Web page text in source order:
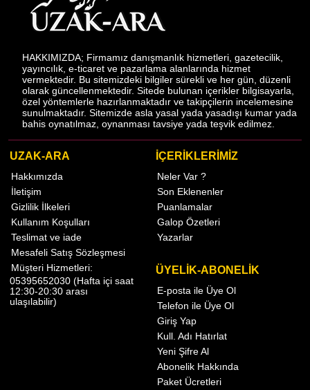
HAKKIMIZDA; Firmamız danışmanlık hizmetleri, gazetecilik,
yayıncılık, e-ticaret ve pazarlama alanlarında hizmet
vermektedir. Bu sitemizdeki bilgiler sürekli ve her gün, düzenli
olarak güncellenmektedir. Sitede bulunan içerikler bilgisayarla,
özel yöntemlerle hazırlanmaktadır ve takipçilerin incelemesine
sunulmaktadır. Sitemizde asla yasal yada yasadışı kumar yada
bahis oynatılmaz, oynanması tavsiye yada teşvik edilmez.
UZAK-ARA
Hakkımızda
İletişim
Gizlilik İlkeleri
Kullanım Koşulları
Teslimat ve iade
Mesafeli Satış Sözleşmesi
Müşteri Hizmetleri:
05395652030 (Hafta içi saat
12:30-20:30 arası
ulaşılabilir)
İÇERİKLERİMİZ
Neler Var ?
Son Eklenenler
Puanlamalar
Galop Özetleri
Yazarlar
ÜYELİK-ABONELİK
E-posta ile Üye Ol
Telefon ile Üye Ol
Giriş Yap
Kull. Adı Hatırlat
Yeni Şifre Al
Abonelik Hakkında
Paket Ücretleri